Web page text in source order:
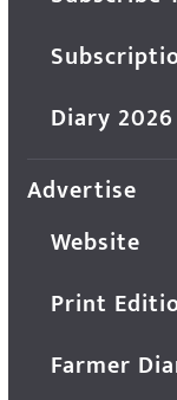
Diary 2026
Advertise
Website
Print
Farmer